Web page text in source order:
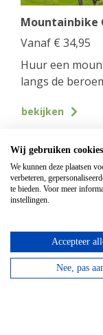
Mountainbike
Vanaf € 34,95
Huur een
langs de
bekijken
Top hotels
Wij gebruiken cookies
We kunnen deze plaatsen
verbeteren,
te bieden. Voor meer
instellingen.
Accepteer
Nee, pas